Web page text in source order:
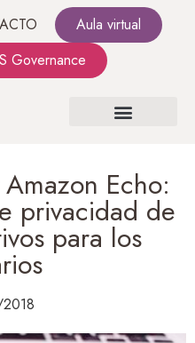
Aula virtual
Governance
Echo:
privacidad de
para los